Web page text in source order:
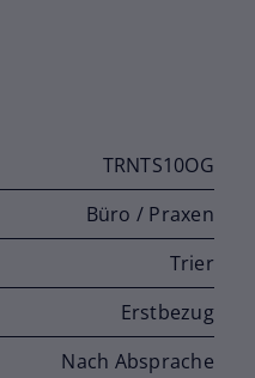
TRNTS10OG
Büro / Praxen
Trier
Erstbezug
Nach Absprache